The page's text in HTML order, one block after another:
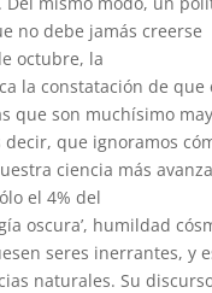
no debe jamás creerse
octubre, la
la constatación de que
que son muchísimo
que ignoramos
ciencia más
el 4% del
oscura’, humildad
seres inerrantes, y
naturales. Su